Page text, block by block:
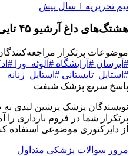
تیم تحریریه 1 سال پیش
هشتگ‌های داغ آرشیو ۴۵ تایی
موضوعات پرتکرار
#آبرسان #آرایشگاه #آلوئه‌_ورا
#استایل_تابستانی #استایل_زنانه
پاسخ سریع پزشک شیفت
نویسندگان پزشک پرشین لیدی به
پرتکرار شما در فروم بارداری را
از دایرکتوری موضوعی استفاده
مرور سوالات پزشکی متداول